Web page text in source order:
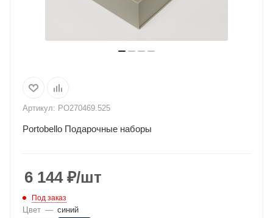
Артикул: PO270469.525
Portobello Подарочные наборы
6 144₽/шт
Под заказ
Цвет — синий